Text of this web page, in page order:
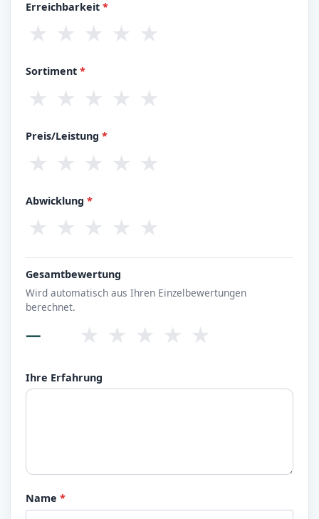
Erreichbarkeit*
★ ★ ★ ★ ★
Sortiment*
★ ★ ★ ★ ★
Preis/Leistung*
★ ★ ★ ★ ★
Abwicklung*
★ ★ ★ ★ ★
Gesamtbewertung
Wird automatisch aus Ihren Einzelbewertungen
berechnet.
— ★ ★ ★ ★ ★
Ihre Erfahrung
Name*